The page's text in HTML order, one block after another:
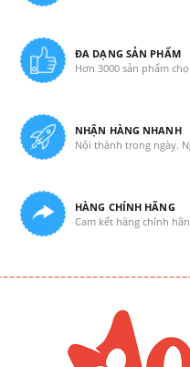
ĐA DẠNG SẢN PHẨM
Hơn 3000 sản phẩm
NHẬN HÀNG NHANH
Nội thành trong ngày.
HÀNG CHÍNH HÃNG
Cam kết hàng chính